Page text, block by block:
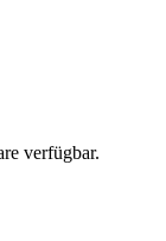
verfügbar.